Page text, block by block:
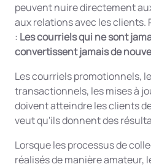
peuvent nuire directement
aux relations avec les
: Les courriels qui ne sont
convertissent jamais de
Les courriels promotionnels,
transactionnels, les mises à
doivent atteindre les clients
veut qu'ils donnent des
Lorsque les processus de
réalisés de manière amateur,